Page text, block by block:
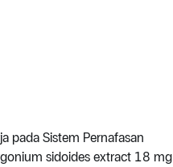
pada Sistem Pernafasan
sidoides extract 18 mg